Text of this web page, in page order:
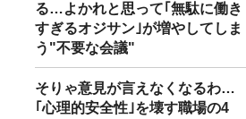
る…よかれと思って｢無駄に働き
すぎるオジサン｣が増やしてしま
う"不要な会議"
そりゃ意見が言えなくなるわ…
｢心理的安全性｣を壊す職場の4